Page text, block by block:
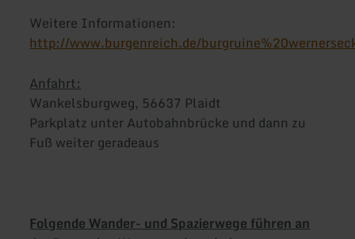
Weitere Informationen:
http://www.burgenreich.de/
Anfahrt:
Wankelsburgweg, 56637 Plaidt
Parkplatz unter Autobahnbrücke und dann zu
Fuß weiter geradeaus
Folgende Wander- und Spazierwege führen an